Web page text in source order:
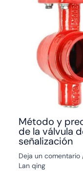
Método y
de la válvula
señalización
Deja un comentario
Lan qing